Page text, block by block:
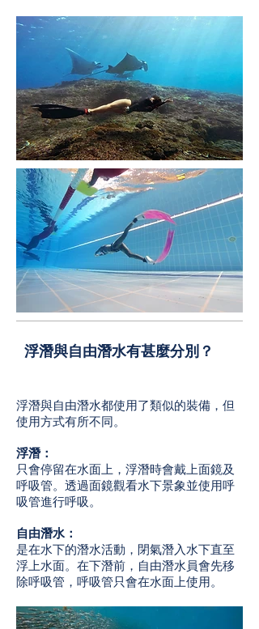
浮潛與自由潛水有甚麼分別？
浮潛與自由潛水都使用了類似的裝備，但
使用方式有所不同。
浮潛：
只會停留在水面上，浮潛時會戴上面鏡及
呼吸管。透過面鏡觀看水下景象並使用呼
吸管進行呼吸。
自由潛水：
是在水下的潛水活動，閉氣潛入水下直至
浮上水面。在下潛前，自由潛水員會先移
除呼吸管，呼吸管只會在水面上使用。